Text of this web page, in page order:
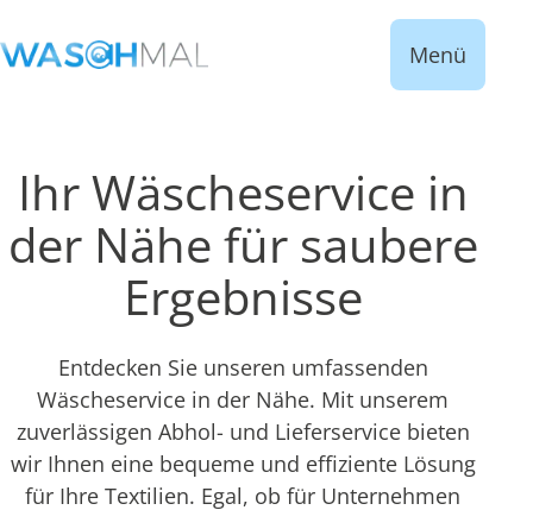
Menü
Ihr Wäscheservice in
der Nähe für saubere
Ergebnisse
Entdecken Sie unseren umfassenden
Wäscheservice in der Nähe. Mit unserem
zuverlässigen Abhol- und Lieferservice bieten
wir Ihnen eine bequeme und effiziente Lösung
für Ihre Textilien. Egal, ob für Unternehmen